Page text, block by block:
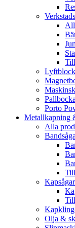
Lyftblock
Porto
Metallkapning
Alla
Kapsågar
Olja &